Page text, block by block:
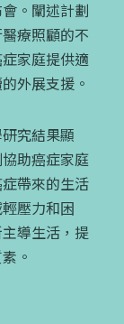
。闡述計劃
療照顧的不
家庭提供適
外展支援。
究結果顯
助癌症家庭
帶來的生活
壓力和困
導生活，提
。